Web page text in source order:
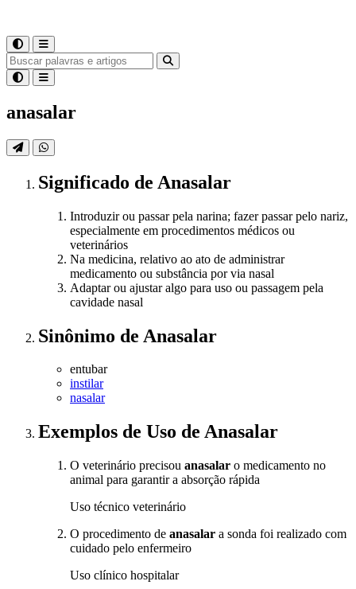
anasalar
Significado de Anasalar
Introduzir ou passar pela narina; fazer passar pelo nariz,
especialmente em procedimentos médicos ou
veterinários
Na medicina, relativo ao ato de administrar
medicamento ou substância por via nasal
Adaptar ou ajustar algo para uso ou passagem pela
cavidade nasal
Sinônimo de Anasalar
entubar
instilar
nasalar
Exemplos de Uso de Anasalar
O veterinário precisou anasalar o medicamento no
animal para garantir a absorção rápida
Uso técnico veterinário
O procedimento de anasalar a sonda foi realizado com
cuidado pelo enfermeiro
Uso clínico hospitalar